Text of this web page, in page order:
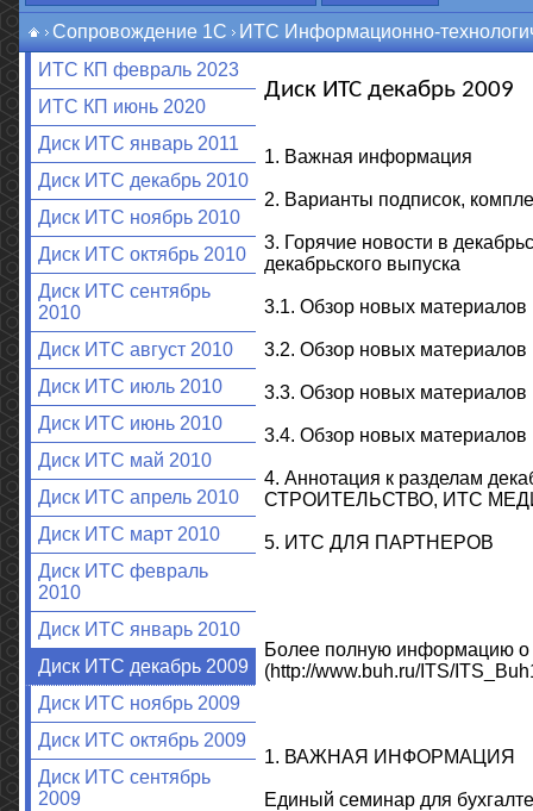
Сопровождение 1С
ИТС Информационно-
ИТС КП февраль 2023
ИТС КП июнь 2020
Диск ИТС январь 2011
Диск ИТС декабрь 2010
Диск ИТС ноябрь 2010
Диск ИТС октябрь 2010
Диск ИТС сентябрь
2010
Диск ИТС август 2010
Диск ИТС июль 2010
Диск ИТС июнь 2010
Диск ИТС май 2010
Диск ИТС апрель 2010
Диск ИТС март 2010
Диск ИТС февраль
2010
Диск ИТС январь 2010
Диск ИТС декабрь 2009
Диск ИТС ноябрь 2009
Диск ИТС октябрь 2009
Диск ИТС сентябрь
2009
Диск ИТС декабрь 2009
1. Важная информация
2. Варианты подписок,
3. Горячие новости в
декабрьского выпуска
3.1. Обзор новых
3.2. Обзор новых
3.3. Обзор новых
3.4. Обзор новых
4. Аннотация к разделам
СТРОИТЕЛЬСТВО, ИТС
5. ИТС ДЛЯ ПАРТНЕРОВ
Более полную информацию о
(http://www.buh.ru/ITS/
1. ВАЖНАЯ ИНФОРМАЦИЯ
Единый семинар для